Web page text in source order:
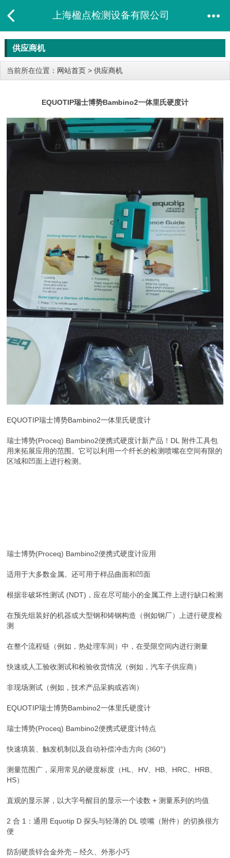
上海楹点检测设备有限公司
供应商机
当前所在位置： 网站首页 > 供应商机
EQUOTIP瑞士博势Bambino2一体里氏硬度计
EQUOTIP瑞士博势Bambino2一体里氏硬度计
瑞士博势(Proceq) Bambino2便携式硬度计新产品！DL 附件工具包
用来拓展应用的范围。它可以利用一个纤长的检测喷嘴在空间有限的
区域和凹面上进行检测。
瑞士博势(Proceq) Bambino2便携式硬度计应用
适用于大多数金属。还可用于样品曲面和凹面
根据非破坏性测试 (NDT)，应在尽可能小的金属工件上进行缺口检测
在预先组装好的机器或大型钢和铸钢构造（例如钢厂）上进行硬度检
测
在整个流程链（例如，热处理车间）中，在受限空间内进行测量
快速或人工验收测试和检验收货情况（例如，汽车子供应商）
非现场测试（例如，技术产品采购或咨询）
EQUOTIP瑞士博势Bambino2一体里氏硬度计
瑞士博势(Proceq) Bambino2便携式硬度计特点
快速填装、触发机制以及自动补偿冲击方向 (360°)
测量范围广，采用常见的硬度标度（HL、HV、HB、HRC、HRB、
HS）
直观的显示屏，以大字号醒目的显示一个读数 + 测量系列的均值
2 合 1：通用 Equotip D 探头与轻薄的 DL 喷嘴（附件）的切换很方
便
防刮硬质锌合金外壳 – 经久、外形小巧